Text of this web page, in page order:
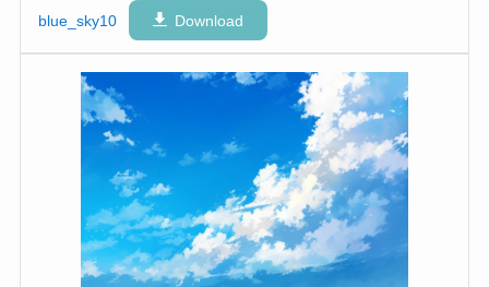
blue_sky10 Download